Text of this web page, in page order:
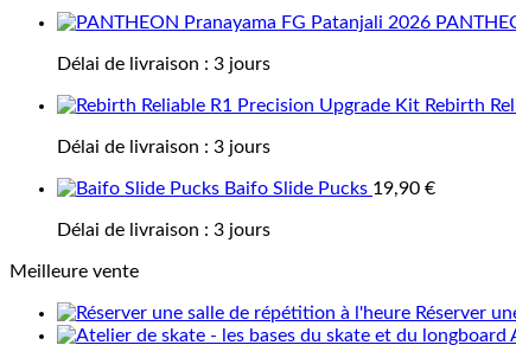
Délai de livraison : 3 jours
Rebirth
Délai de livraison : 3 jours
Baifo Slide Pucks 19,90 €
Délai de livraison : 3 jours
Meilleure vente
Réserver